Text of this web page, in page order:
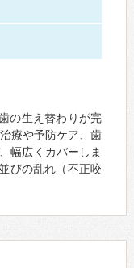
の生え替わりが完
療や予防ケア、歯
幅広くカバーしま
びの乱れ（不正咬